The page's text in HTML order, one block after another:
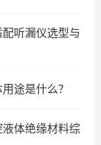
听漏仪选型与
途是什么？
体绝缘材料综